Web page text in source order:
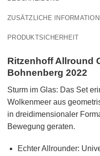
ZUSÄTZLICHE
PRODUKTSICHERHEIT
Ritzenhoff Allround
Bohnenberg 2022
Sturm im Glas: Das Set
Wolkenmeer aus
in dreidimensionaler
Bewegung geraten.
Echter Allrounder: